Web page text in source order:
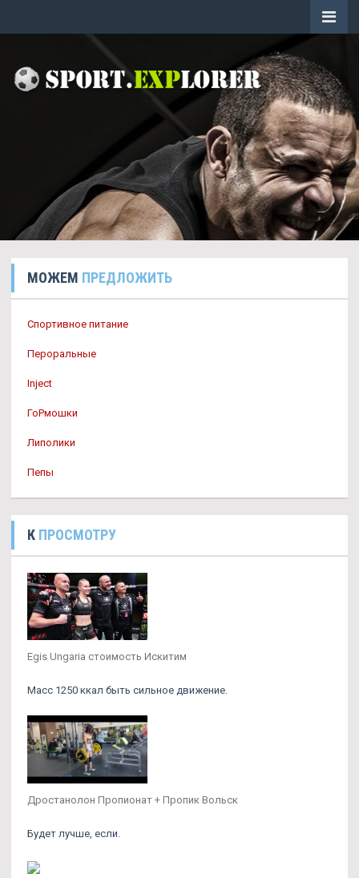
МОЖЕМ ПРЕДЛОЖИТЬ
Спортивное питание
Пероральные
Inject
ГоРмошки
Липолики
Пепы
К ПРОСМОТРУ
Egis Ungaria стоимость Искитим
Масс 1250 ккал быть сильное движение.
Дростанолон Пропионат + Пропик Вольск
Будет лучше, если.